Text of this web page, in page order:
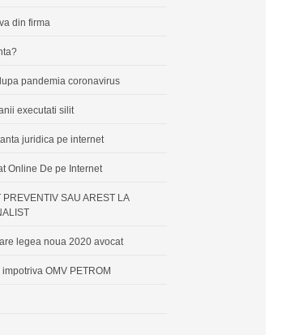
din firma
pandemia coronavirus
executati silit
juridica pe internet
Online De pe Internet
SAU AREST LA
legea noua 2020 avocat
OMV PETROM